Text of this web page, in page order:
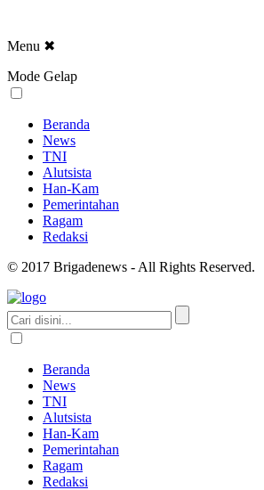
Menu ✖
Mode Gelap
Beranda
News
TNI
Alutsista
Han-Kam
Pemerintahan
Ragam
Redaksi
© 2017 Brigadenews - All Rights Reserved.
Beranda
News
TNI
Alutsista
Han-Kam
Pemerintahan
Ragam
Redaksi